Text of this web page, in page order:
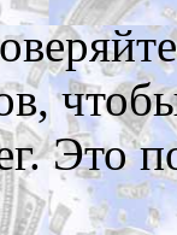
Это